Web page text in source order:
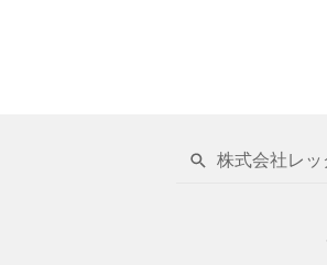
株式会社レ